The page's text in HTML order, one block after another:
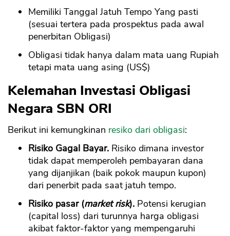
Memiliki Tanggal Jatuh Tempo Yang pasti
(sesuai tertera pada prospektus pada awal
penerbitan Obligasi)
Obligasi tidak hanya dalam mata uang Rupiah
tetapi mata uang asing (US$)
Kelemahan Investasi Obligasi
Negara SBN ORI
Berikut ini kemungkinan resiko dari obligasi:
Risiko Gagal Bayar. Risiko dimana investor
tidak dapat memperoleh pembayaran dana
yang dijanjikan (baik pokok maupun kupon)
dari penerbit pada saat jatuh tempo.
Risiko pasar (market risk). Potensi kerugian
(capital loss) dari turunnya harga obligasi
akibat faktor-faktor yang mempengaruhi